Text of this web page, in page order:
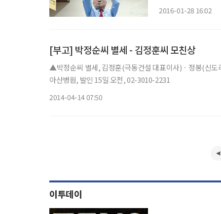
2016-01-28 16:02
[부고] 박정순씨 별세 - 김정훈씨 모친상
▲박정순씨 별세, 김정훈(극동건설 대표이사)ㆍ정봉(신도
아산병원, 발인 15일 오전, 02-3010-2231
2014-04-14 07:50
이투데이